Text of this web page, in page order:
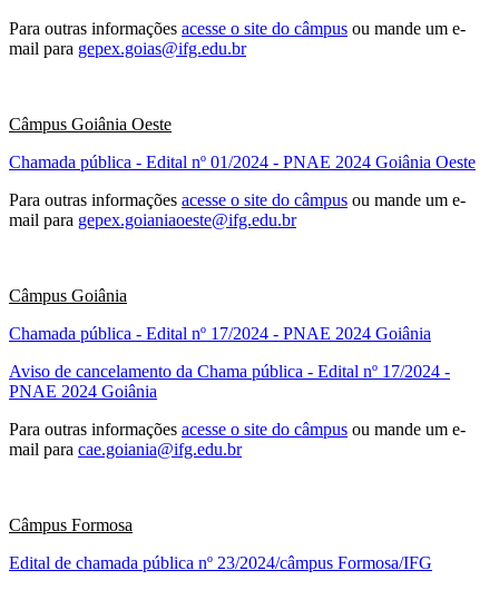
Para outras informações acesse o site do câmpus ou mande um e-
mail para gepex.goias@ifg.edu.br
Câmpus Goiânia Oeste
Chamada pública - Edital nº 01/2024 - PNAE 2024 Goiânia Oeste
Para outras informações acesse o site do câmpus ou mande um e-
mail para gepex.goianiaoeste@ifg.edu.br
Câmpus Goiânia
Chamada pública - Edital nº 17/2024 - PNAE 2024 Goiânia
Aviso de cancelamento da Chama pública - Edital nº 17/2024 -
PNAE 2024 Goiânia
Para outras informações acesse o site do câmpus ou mande um e-
mail para cae.goiania@ifg.edu.br
Câmpus Formosa
Edital de chamada pública nº 23/2024/câmpus Formosa/IFG